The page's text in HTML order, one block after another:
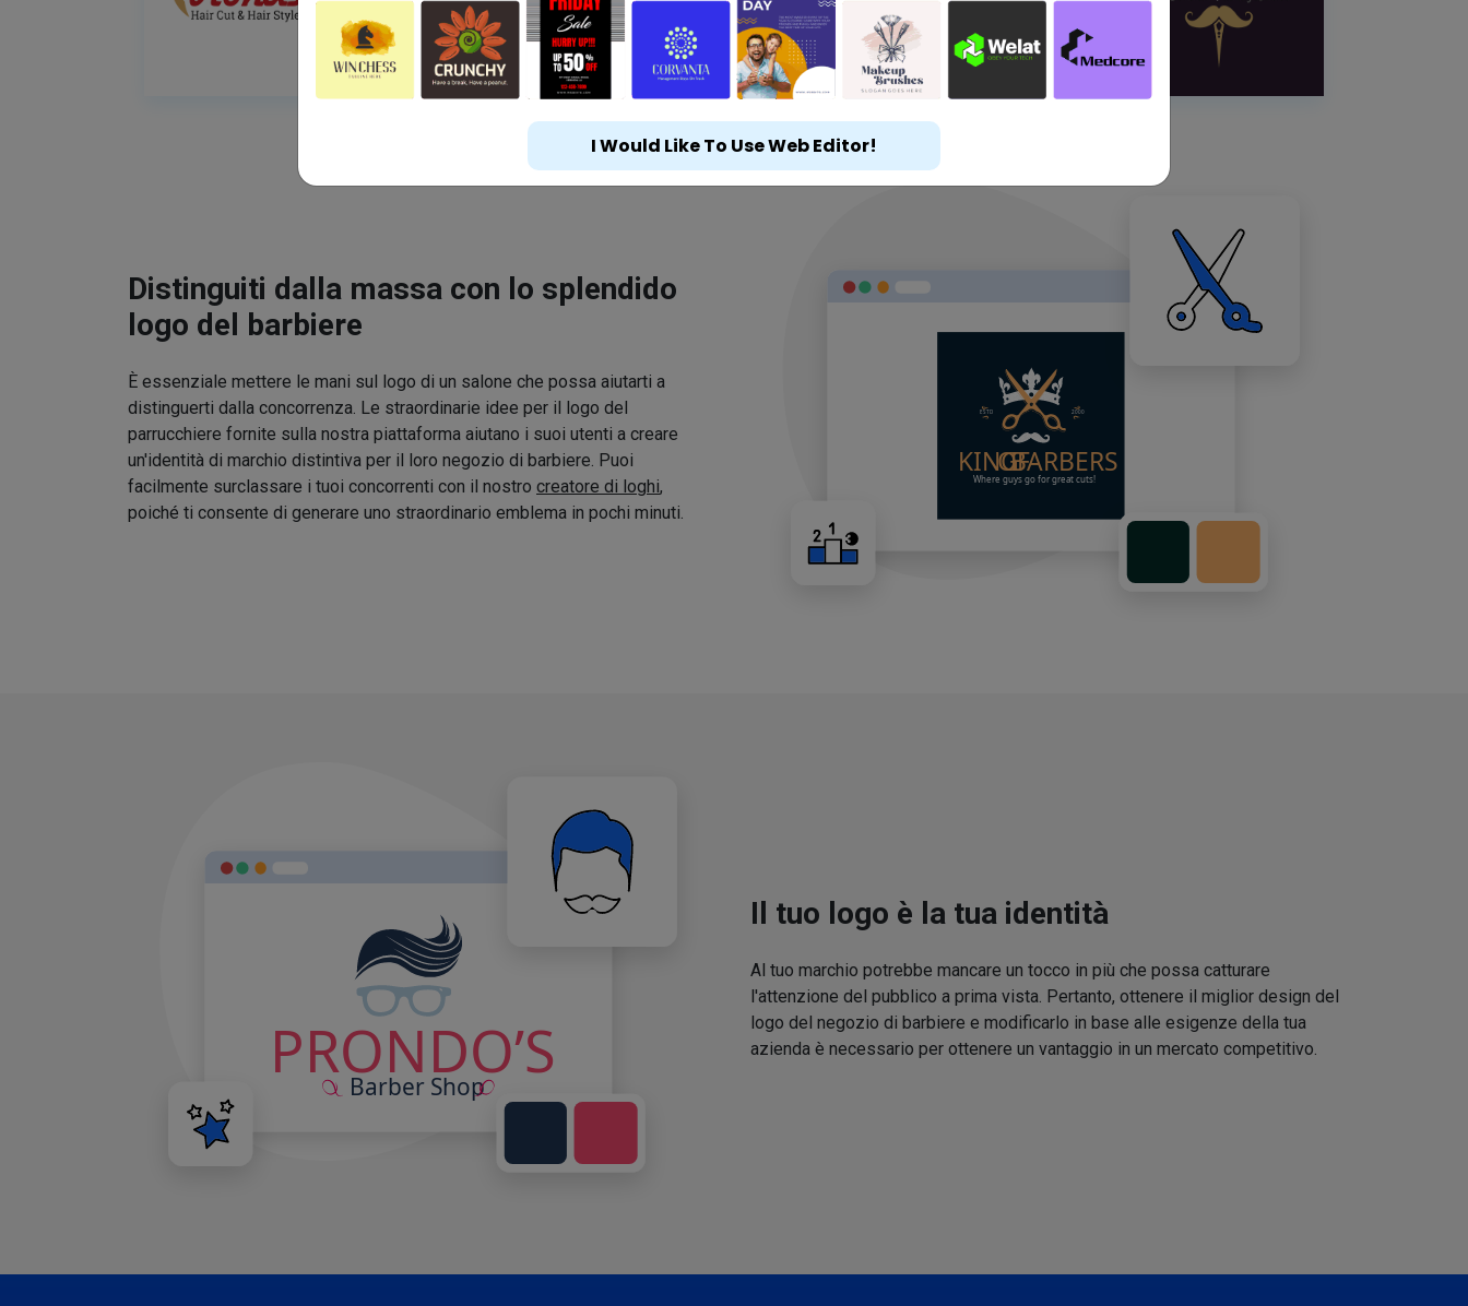
Distinguiti dalla massa con lo splendido
logo del barbiere
È essenziale mettere le mani sul logo di un salone che possa aiutarti a
distinguerti dalla concorrenza. Le straordinarie idee per il logo del
parrucchiere fornite sulla nostra piattaforma aiutano i suoi utenti a creare
un'identità di marchio distintiva per il loro negozio di barbiere. Puoi
facilmente surclassare i tuoi concorrenti con il nostro creatore di loghi,
poiché ti consente di generare uno straordinario emblema in pochi minuti.
Il tuo logo è la tua identità
Al tuo marchio potrebbe mancare un tocco in più che possa catturare
l'attenzione del pubblico a prima vista. Pertanto, ottenere il miglior design del
logo del negozio di barbiere e modificarlo in base alle esigenze della tua
azienda è necessario per ottenere un vantaggio in un mercato competitivo.
I Would Like To Use Web Editor!